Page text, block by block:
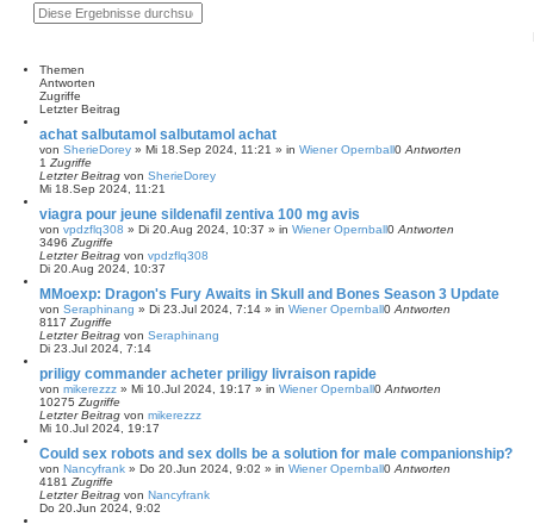
S
u
E
r
S
Themen
Antworten
Zugriffe
Letzter Beitrag
achat salbutamol salbutamol achat
von SherieDorey » Mi 18.Sep 2024, 11:21 » in Wiener Opernball0 Antworten
1 Zugriffe
Letzter Beitrag von SherieDorey
Mi 18.Sep 2024, 11:21
viagra pour jeune sildenafil zentiva 100 mg avis
von vpdzflq308 » Di 20.Aug 2024, 10:37 » in Wiener Opernball0 Antworten
3496 Zugriffe
Letzter Beitrag von vpdzflq308
Di 20.Aug 2024, 10:37
MMoexp: Dragon's Fury Awaits in Skull and Bones Season 3 Update
von Seraphinang » Di 23.Jul 2024, 7:14 » in Wiener Opernball0 Antworten
8117 Zugriffe
Letzter Beitrag von Seraphinang
Di 23.Jul 2024, 7:14
priligy commander acheter priligy livraison rapide
von mikerezzz » Mi 10.Jul 2024, 19:17 » in Wiener Opernball0 Antworten
10275 Zugriffe
Letzter Beitrag von mikerezzz
Mi 10.Jul 2024, 19:17
Could sex robots and sex dolls be a solution for male companionship?
von Nancyfrank » Do 20.Jun 2024, 9:02 » in Wiener Opernball0 Antworten
4181 Zugriffe
Letzter Beitrag von Nancyfrank
Do 20.Jun 2024, 9:02